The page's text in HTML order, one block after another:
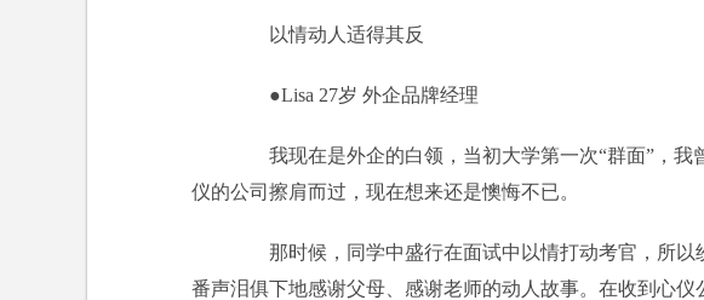
以情动人适得其反
●Lisa 27岁 外企品牌经理
我现在是外企的白领，当初大学第一次“群面”，我
仪的公司擦肩而过，现在想来还是懊悔不已。
那时候，同学中盛行在面试中以情打动考官，所以
番声泪俱下地感谢父母、感谢老师的动人故事。在收到心